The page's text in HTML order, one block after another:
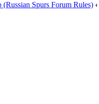
Spurs Forum Rules) ‹